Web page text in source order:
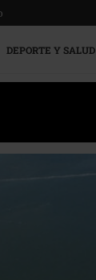
DEPORTE Y SALUD